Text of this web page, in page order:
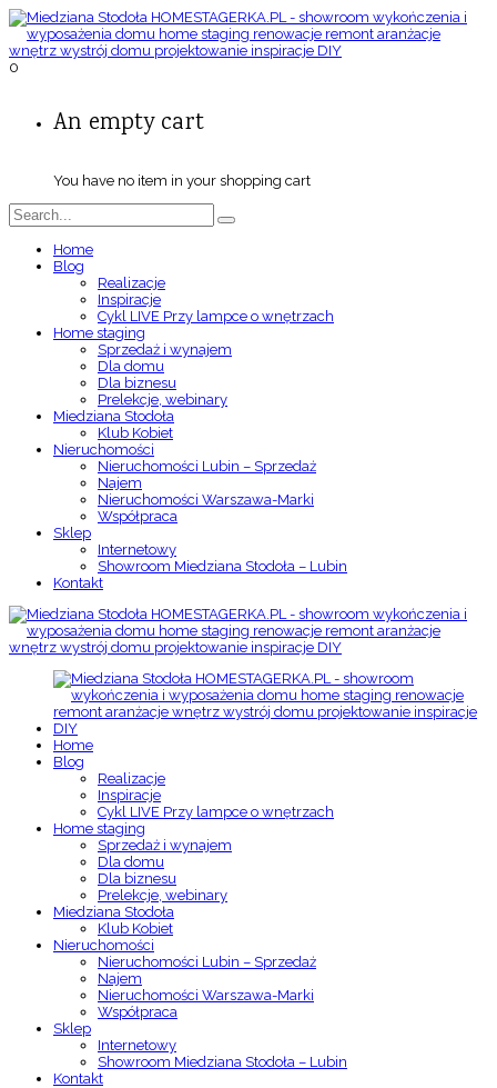
0
An empty cart
You have no item in your shopping cart
Home
Blog
Realizacje
Inspiracje
Cykl LIVE Przy lampce o wnętrzach
Home staging
Sprzedaż i wynajem
Dla domu
Dla biznesu
Prelekcje, webinary
Miedziana Stodoła
Klub Kobiet
Nieruchomości
Nieruchomości Lubin – Sprzedaż
Najem
Nieruchomości Warszawa-Marki
Współpraca
Sklep
Internetowy
Showroom Miedziana Stodoła – Lubin
Kontakt
Home
Blog
Realizacje
Inspiracje
Cykl LIVE Przy lampce o wnętrzach
Home staging
Sprzedaż i wynajem
Dla domu
Dla biznesu
Prelekcje, webinary
Miedziana Stodoła
Klub Kobiet
Nieruchomości
Nieruchomości Lubin – Sprzedaż
Najem
Nieruchomości Warszawa-Marki
Współpraca
Sklep
Internetowy
Showroom Miedziana Stodoła – Lubin
Kontakt